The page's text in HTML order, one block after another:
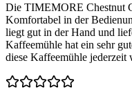
Die TIMEMORE Chestnut
Komfortabel in der
liegt gut in der Hand und
Kaffeemühle hat ein sehr
diese Kaffeemühle jederzeit